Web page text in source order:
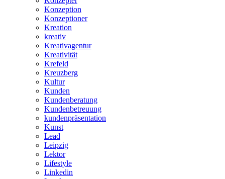
Konzeption
Konzeptioner
Kreation
kreativ
Kreativagentur
Kreativität
Krefeld
Kreuzberg
Kultur
Kunden
Kundenberatung
Kundenbetreuung
kundenpräsentation
Kunst
Lead
Leipzig
Lektor
Lifestyle
Linkedin